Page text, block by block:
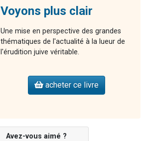
Voyons plus clair
Une mise en perspective des grandes
thématiques de l'actualité à la lueur de
l'érudition juive véritable.
acheter ce livre
Avez-vous aimé ?